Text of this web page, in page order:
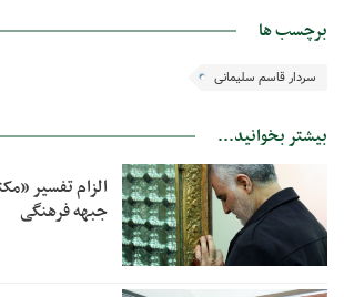
برچسب ها
سردار قاسم سلیمانی
بیشتر بخوانید...
الزام تفسیر
جبهه فرهنگی